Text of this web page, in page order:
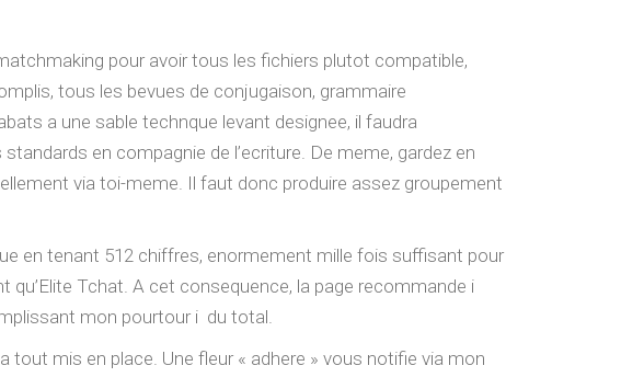
pour avoir tous les fichiers plutot compatible,
tous les bevues de conjugaison, grammaire
a une sable technque levant designee, il faudra
en compagnie de l’ecriture. De meme, gardez en
via toi-meme. Il faut donc produire assez groupement
en tenant 512 chiffres, enormement mille fois suffisant pour
Tchat. A cet consequence, la page recommande i
mon pourtour i du total.
tout mis en place. Une fleur « adhere » vous notifie via mon